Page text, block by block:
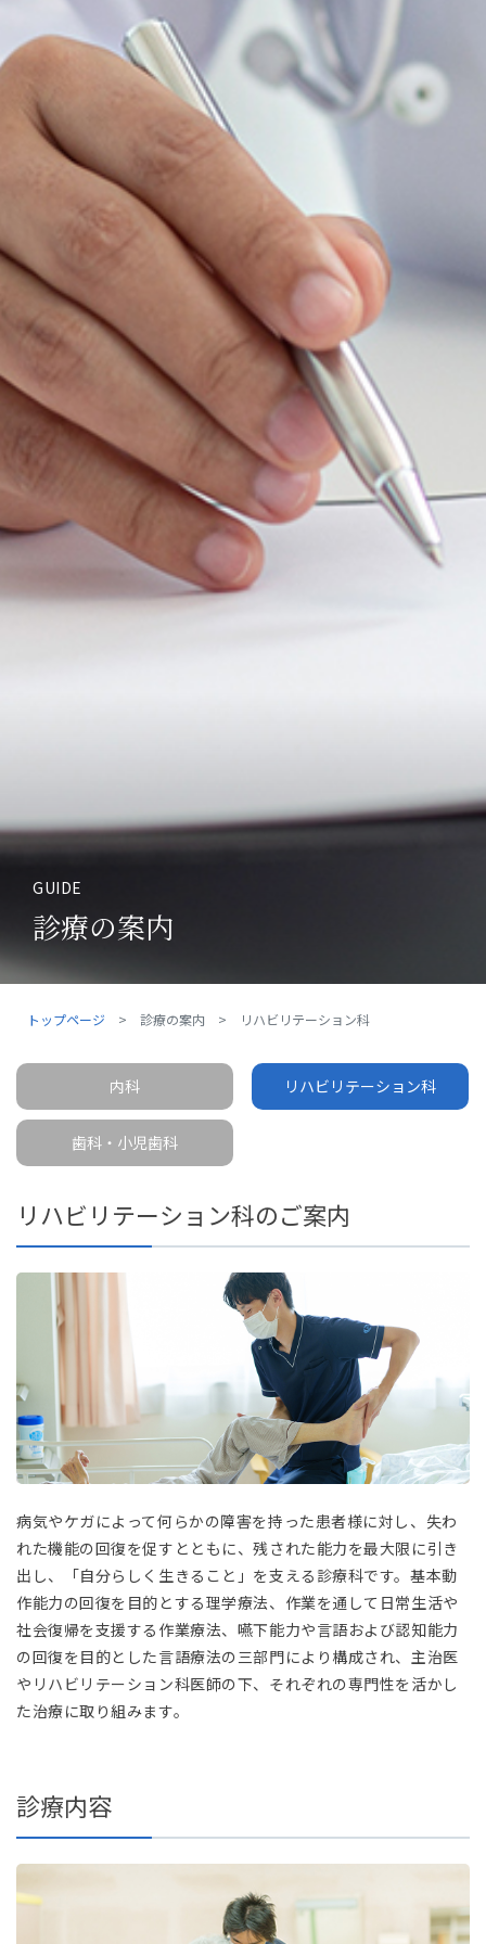
GUIDE
診療の案内
トップページ 診療の案内 リハビリテーション科
内科 リハビリテーション科
歯科・小児歯科
リハビリテーション科のご案内
病気やケガによって何らかの障害を持った患者様に対し、失わ
れた機能の回復を促すとともに、残された能力を最大限に引き
出し、「自分らしく生きること」を支える診療科です。基本動
作能力の回復を目的とする理学療法、作業を通して日常生活や
社会復帰を支援する作業療法、嚥下能力や言語および認知能力
の回復を目的とした言語療法の三部門により構成され、主治医
やリハビリテーション科医師の下、それぞれの専門性を活かし
た治療に取り組みます。
診療内容